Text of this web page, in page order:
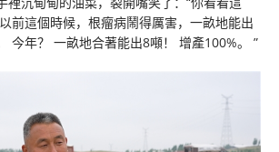
前這個時候，根瘤病鬧得厲害，一畝地能出
今年？ 一畝地合著能出8噸！ 增產100%。 ”